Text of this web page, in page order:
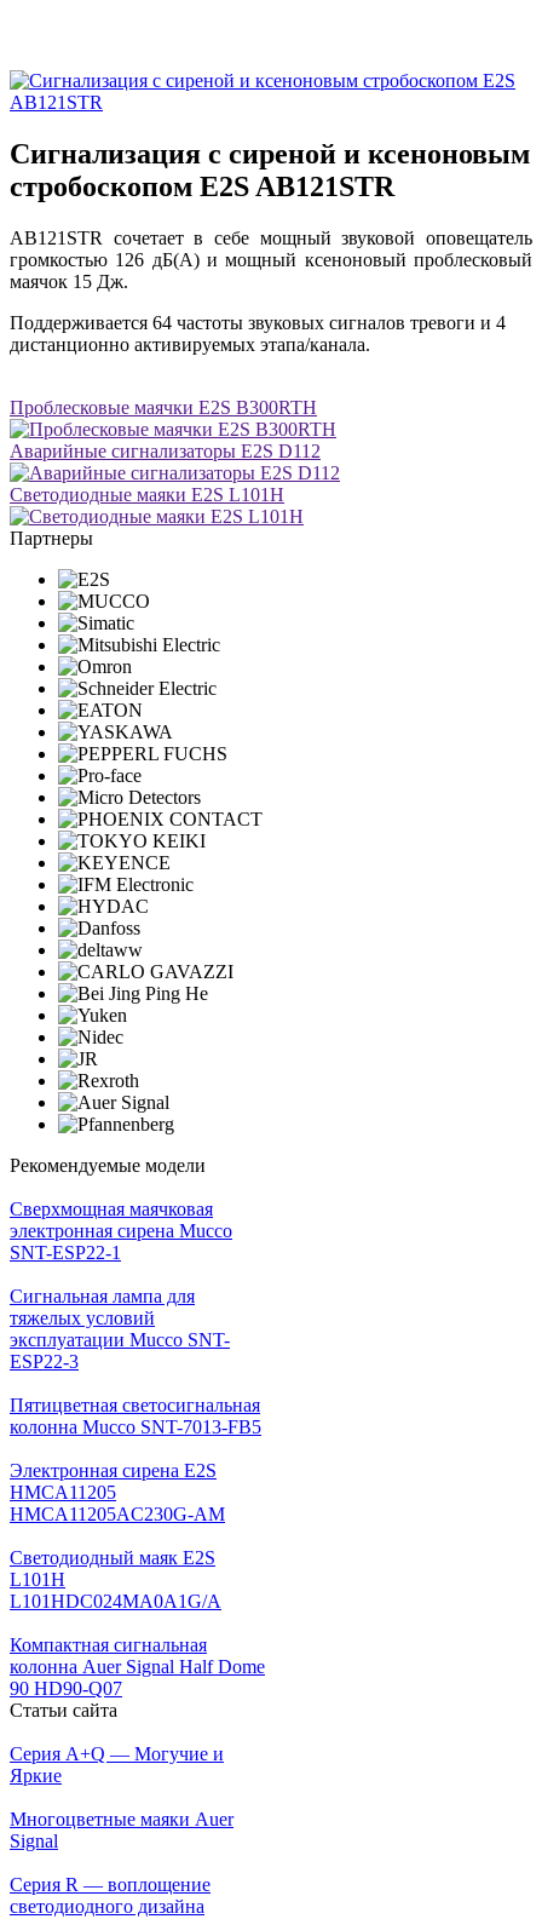
Сигнализация с сиреной и ксеноновым
стробоскопом E2S AB121STR
AB121STR сочетает в себе мощный звуковой оповещатель
громкостью 126 дБ(A) и мощный ксеноновый проблесковый
маячок 15 Дж.
Поддерживается 64 частоты звуковых сигналов тревоги и 4
дистанционно активируемых этапа/канала.
Проблесковые маячки E2S B300RTH
Аварийные сигнализаторы E2S D112
Светодиодные маяки E2S L101H
Партнеры
Рекомендуемые модели
Cверхмощная маячковая
электронная сирена Mucco
SNT-ESP22-1
Сигнальная лампа для
тяжелых условий
эксплуатации Mucco SNT-
ESP22-3
Пятицветная светосигнальная
колонна Mucco SNT-7013-FB5
Электронная сирена E2S
HMCA11205
HMCA11205AC230G-AM
Светодиодный маяк E2S
L101H
L101HDC024MA0A1G/A
Компактная сигнальная
колонна Auer Signal Half Dome
90 HD90-Q07
Статьи сайта
Серия A+Q — Могучие и
Яркие
Многоцветные маяки Auer
Signal
Серия R — воплощение
светодиодного дизайна